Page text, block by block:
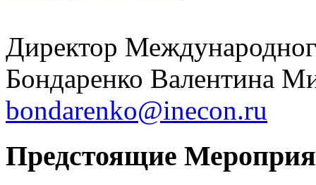
Директор
Бондаренко Валентина
bondarenko@inecon.ru
Предстоящие